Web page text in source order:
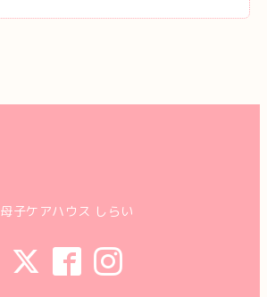
母子ケアハウス しらい